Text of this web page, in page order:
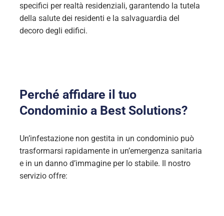
specifici per realtà residenziali, garantendo la tutela
della salute dei residenti e la salvaguardia del
decoro degli edifici.
Perché affidare il tuo
Condominio a Best Solutions?
Un’infestazione non gestita in un condominio può
trasformarsi rapidamente in un’emergenza sanitaria
e in un danno d’immagine per lo stabile. Il nostro
servizio offre: